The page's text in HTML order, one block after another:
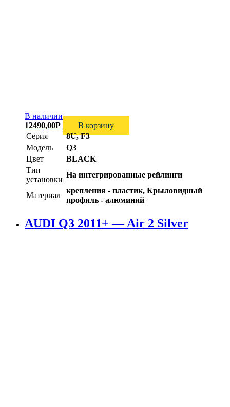
В наличии
12490,00Р
В корзину
Серия
8U, F3
Модель
Q3
Цвет
BLACK
Тип
установки
На интегрированные рейлинги
Материал
крепления - пластик, Крыловидный
профиль - алюминий
AUDI Q3 2011+ — Air 2 Silver